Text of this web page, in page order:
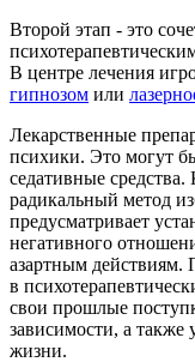
Второй этап - это
В центре лечения
гипнозом или
Лекарственные
психики. Это могут
седативные
радикальный метод
предусматривает
негативного
азартным действиям.
в
свои прошлые
зависимости, а также
жизни.